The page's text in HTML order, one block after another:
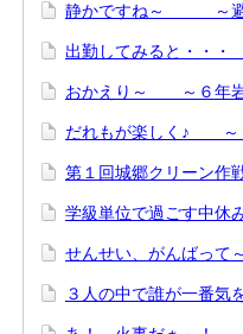
静かですね～ ～避
出勤してみると・・
おかえり～ ～６年岩
だれもが楽しく♪ ～
第１回城郷クリーン
学級単位で過ごす中休
せんせい、がんばっ
３人の中で誰が一番